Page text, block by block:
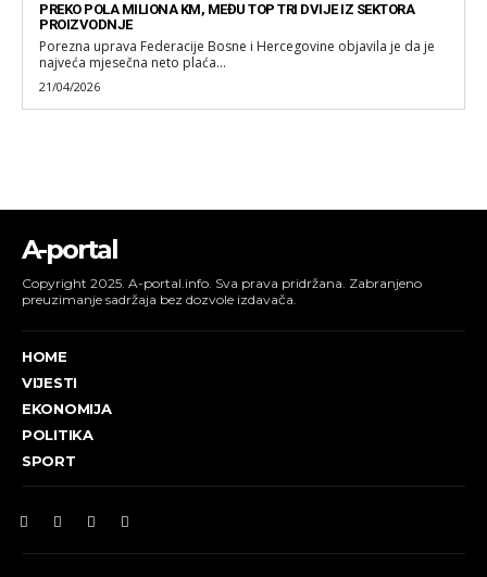
PREKO POLA MILIONA KM, MEĐU TOP TRI DVIJE IZ SEKTORA
PROIZVODNJE
Porezna uprava Federacije Bosne i Hercegovine objavila je da je
najveća mjesečna neto plaća...
21/04/2026
A-portal
Copyright 2025. A-portal.info. Sva prava pridržana. Zabranjeno
preuzimanje sadržaja bez dozvole izdavača.
HOME
VIJESTI
EKONOMIJA
POLITIKA
SPORT